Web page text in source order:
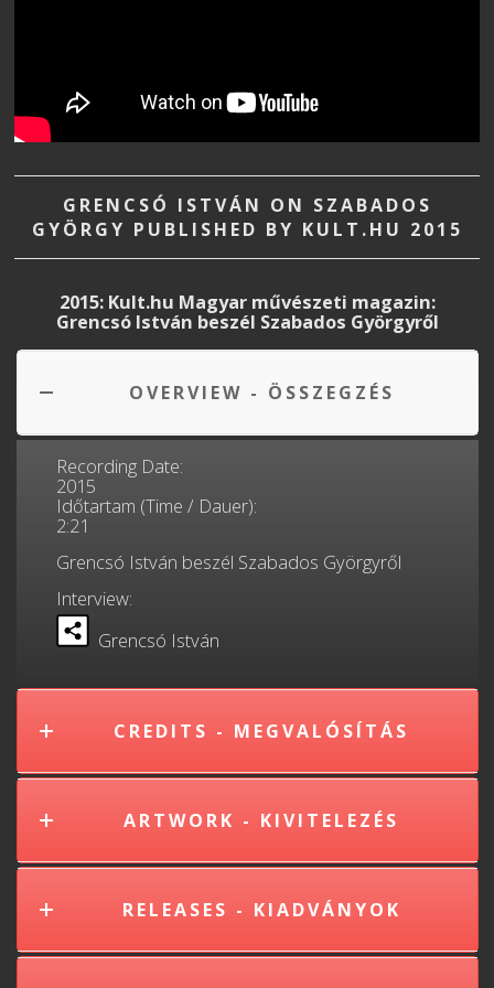
GRENCSÓ ISTVÁN ON SZABADOS
GYÖRGY PUBLISHED BY KULT.HU 2015
2015: Kult.hu Magyar művészeti magazin:
Grencsó István beszél Szabados Györgyről
OVERVIEW - ÖSSZEGZÉS
Recording Date:
2015
Időtartam (Time / Dauer):
2:21
Grencsó István beszél Szabados Györgyről
Interview:
Grencsó István
CREDITS - MEGVALÓSÍTÁS
ARTWORK - KIVITELEZÉS
RELEASES - KIADVÁNYOK